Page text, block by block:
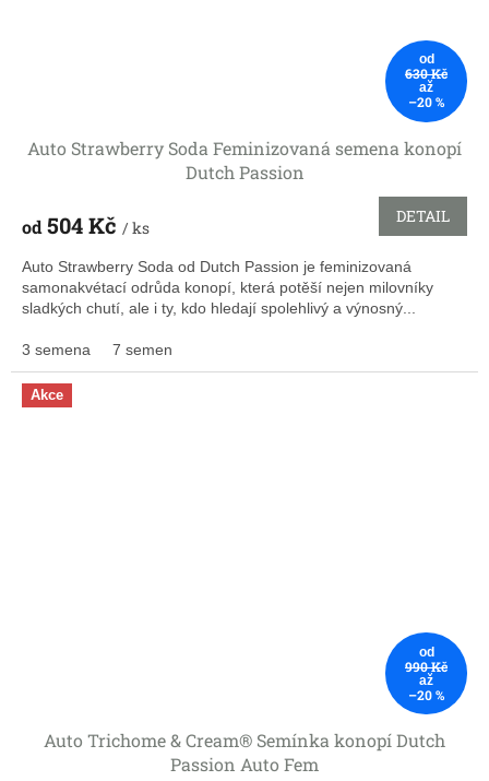
od
630 Kč
až
–20 %
Auto Strawberry Soda Feminizovaná semena konopí
Dutch Passion
od 504 Kč / ks
DETAIL
Auto Strawberry Soda od Dutch Passion je feminizovaná
samonakvétací odrůda konopí, která potěší nejen milovníky
sladkých chutí, ale i ty, kdo hledají spolehlivý a výnosný...
3 semena 7 semen
Akce
od
990 Kč
až
–20 %
Auto Trichome & Cream® Semínka konopí Dutch
Passion Auto Fem